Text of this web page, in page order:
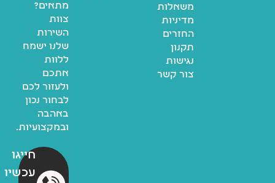
משאלות
מדיניות
החזרים
תקנון
נגישות
צור קשר
מתאים?
צוות
השירות
שלנו ישמח
ללוות
אתכם
ולעזור לכם
לבחור נכון
באהבה
ובמקצועיות.
חייגו
עכשיו